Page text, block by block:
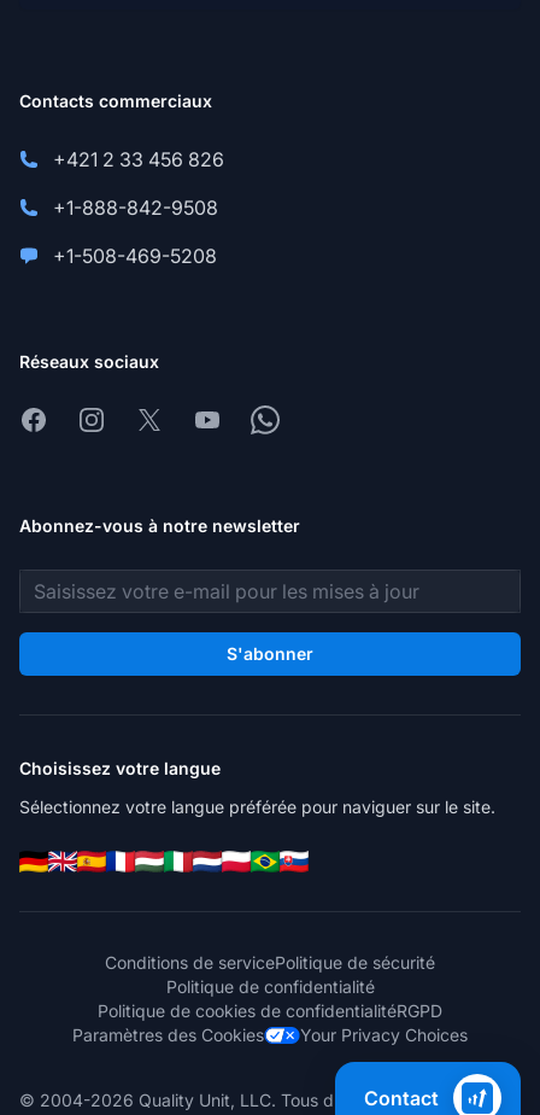
Contacts commerciaux
+421 2 33 456 826
+1-888-842-9508
+1-508-469-5208
Réseaux sociaux
FacebookInstagram
X YoutubeWhatsapp
Abonnez-vous à notre newsletter
Adresse e-mail
S'abonner
Choisissez votre langue
Sélectionnez votre langue préférée pour naviguer sur le site.
Conditions de servicePolitique de sécurité
Politique de confidentialité
Politique de cookies de confidentialitéRGPD
Paramètres des Cookies
Your Privacy Choices
© 2004-2026 Quality Unit, LLC. Tous droits réservés.
Contact